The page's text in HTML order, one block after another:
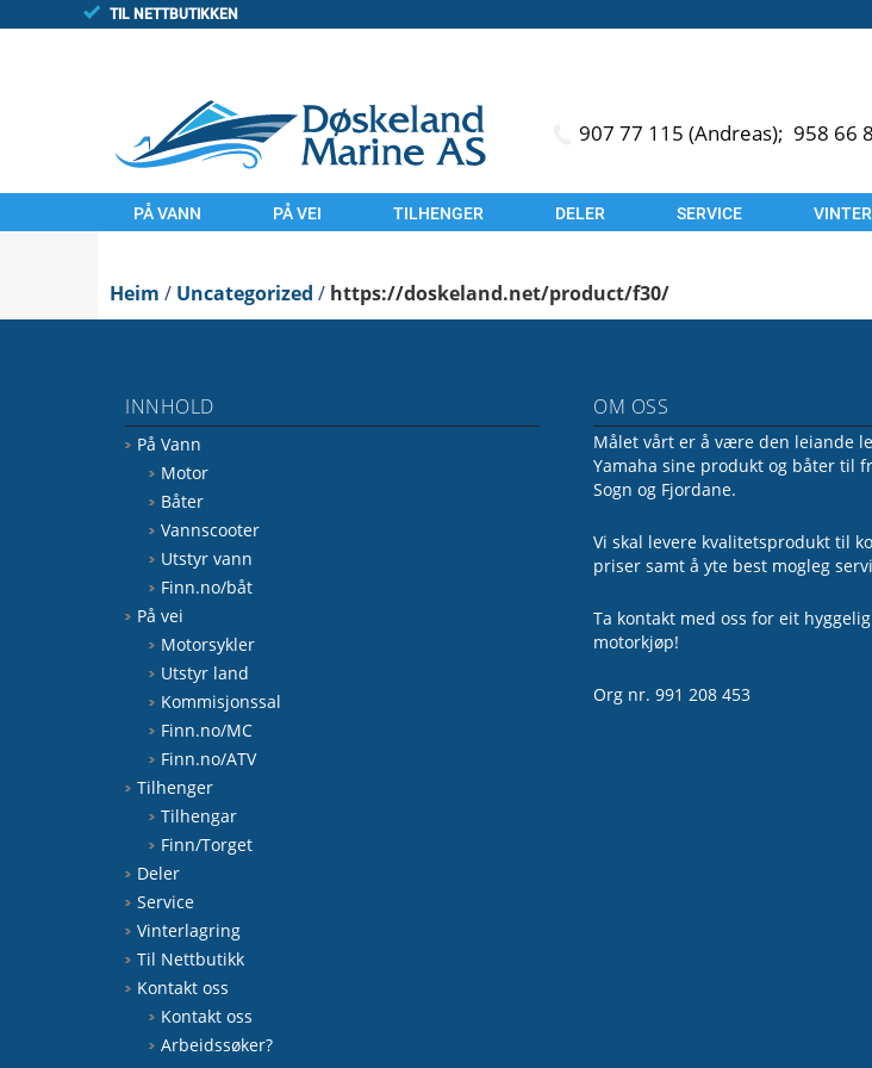
TIL NETTBUTIKKEN
907 77 115 (Andreas); 958 66
PÅ VANN
BÅTER
VANN
FINN.NO/BÅT
PÅ VEI
UTSTYR
TILHENGER
FINN/TORGET
DELER SERVICE
Heim / Uncategorized / https://doskeland.net/product/f30/
INNHOLD
På Vann
Motor
Båter
Vannscooter
Utstyr vann
Finn.no/båt
På vei
Motorsykler
Utstyr land
Kommisjonssal
Finn.no/MC
Finn.no/ATV
Tilhenger
Tilhengar
Finn/Torget
Deler
Service
Vinterlagring
Til Nettbutikk
Kontakt oss
Kontakt oss
Arbeidssøker?
OM OSS
Målet vårt er å være den leiande
Yamaha sine produkt og båter til
Sogn og Fjordane.
Vi skal levere kvalitetsprodukt til
priser samt å yte best mogleg
Ta kontakt med oss for eit
motorkjøp!
Org nr. 991 208 453